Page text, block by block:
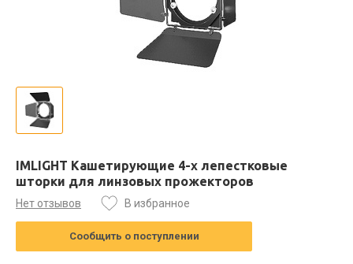
IMLIGHT Кашетирующие 4-х лепестковые
шторки для линзовых прожекторов
Нет отзывов В избранное
Сообщить о поступлении